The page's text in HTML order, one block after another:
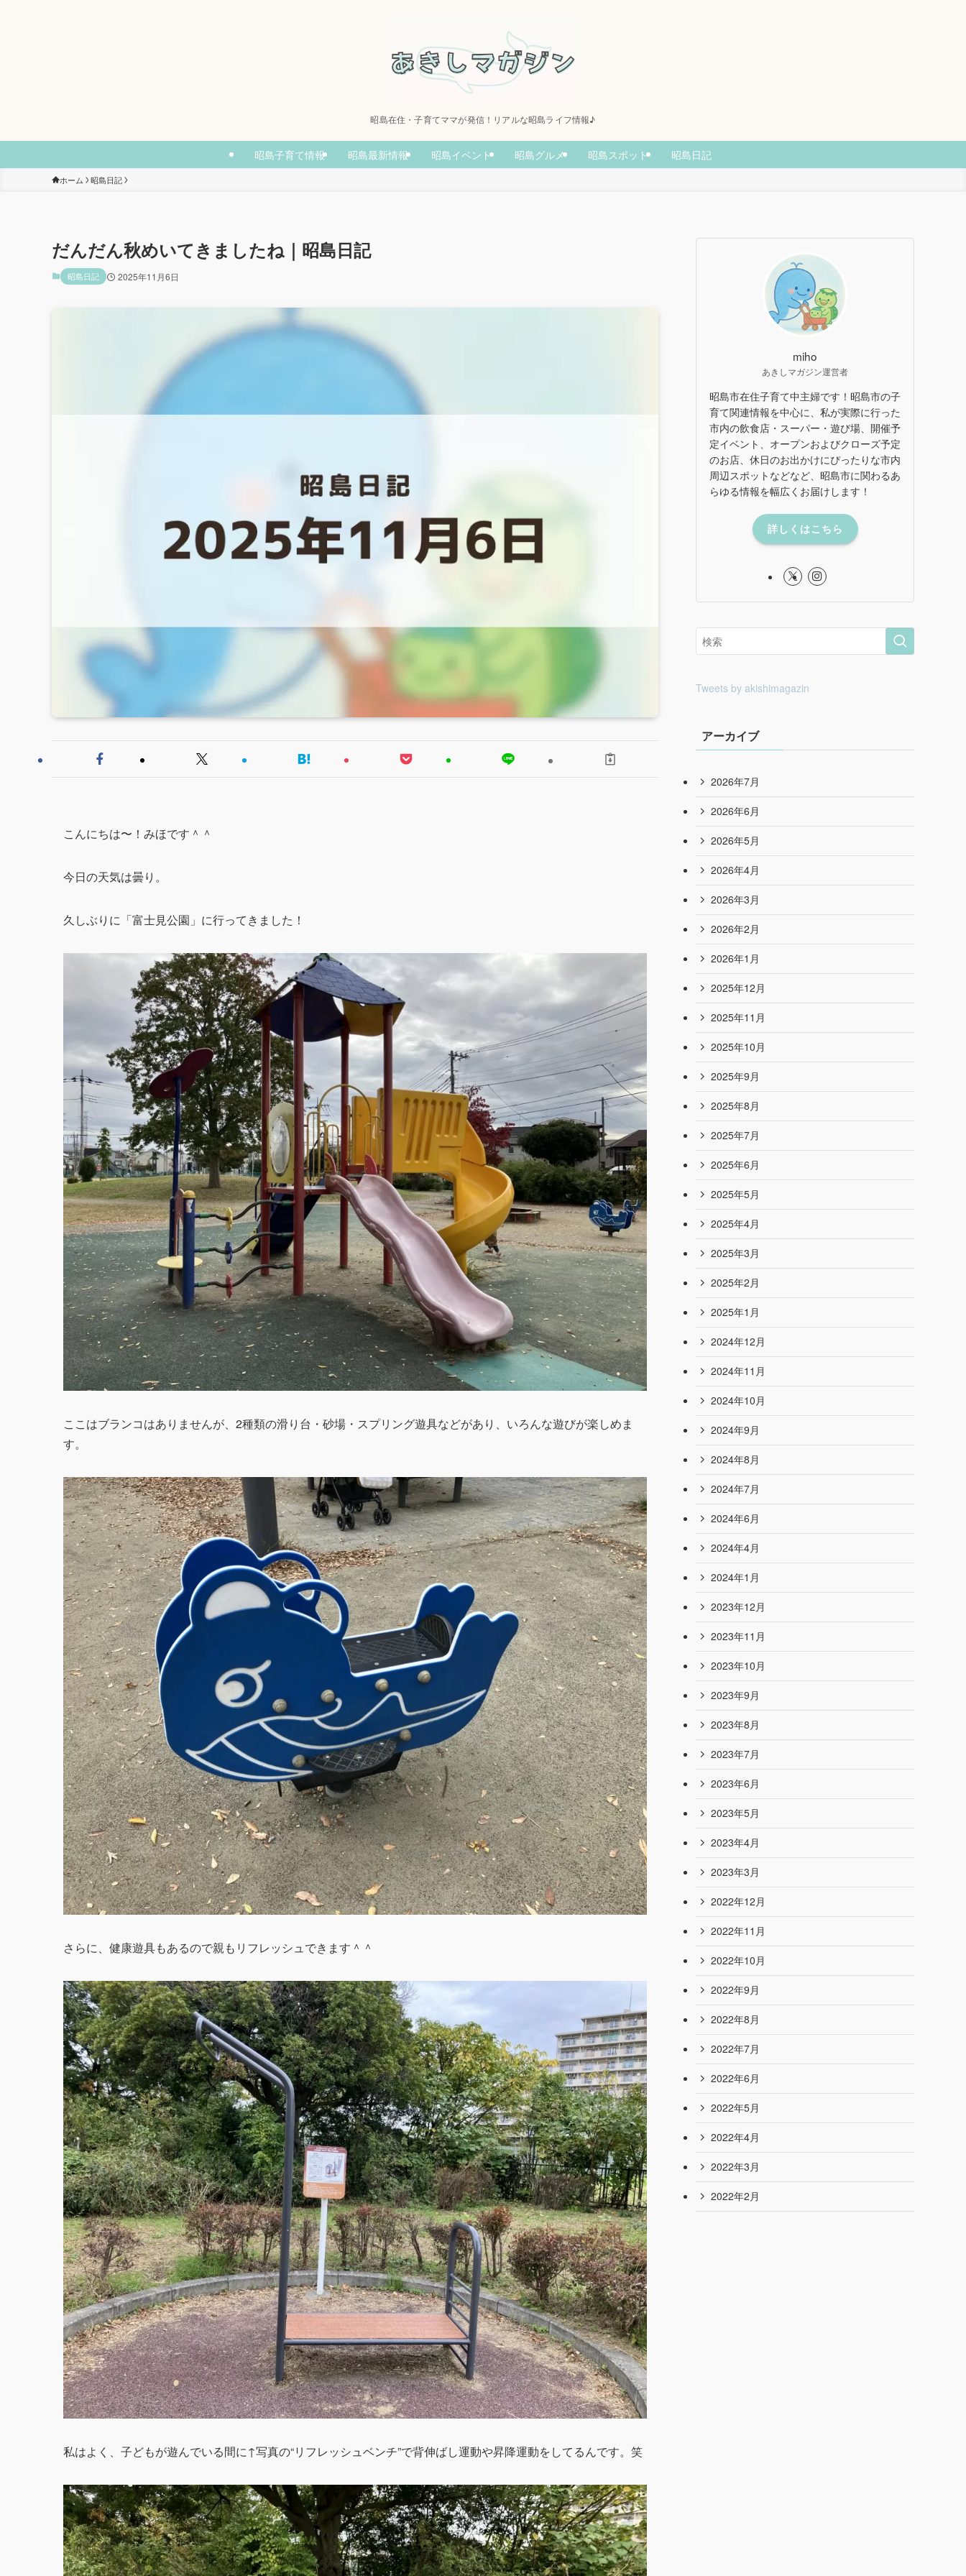
昭島在住・子育てママが発信！リアルな昭島ライフ情報♪
昭島子育て情報 昭島最新情報 昭島イベント 昭島グルメ 昭島スポット 昭島日記
ホーム 昭島日記
だんだん秋めいてきましたね｜昭島日記
昭島日記 2025年11月6日
こんにちは〜！みほです＾＾
今日の天気は曇り。
久しぶりに「富士見公園」に行ってきました！
ここはブランコはありませんが、2種類の滑り台・砂場・スプリング遊具などがあり、いろんな遊びが楽しめま
す。
さらに、健康遊具もあるので親もリフレッシュできます＾＾
私はよく、子どもが遊んでいる間に↑写真の“リフレッシュベンチ”で背伸ばし運動や昇降運動をしてるんです。笑
miho
あきしマガジン運営者
昭島市在住子育て中主婦です！昭島市の子
育て関連情報を中心に、私が実際に行った
市内の飲食店・スーパー・遊び場、開催予
定イベント、オープンおよびクローズ予定
のお店、休日のお出かけにぴったりな市内
周辺スポットなどなど、昭島市に関わるあ
らゆる情報を幅広くお届けします！
詳しくはこちら
Tweets by akishimagazin
アーカイブ
2026年7月
2026年6月
2026年5月
2026年4月
2026年3月
2026年2月
2026年1月
2025年12月
2025年11月
2025年10月
2025年9月
2025年8月
2025年7月
2025年6月
2025年5月
2025年4月
2025年3月
2025年2月
2025年1月
2024年12月
2024年11月
2024年10月
2024年9月
2024年8月
2024年7月
2024年6月
2024年4月
2024年1月
2023年12月
2023年11月
2023年10月
2023年9月
2023年8月
2023年7月
2023年6月
2023年5月
2023年4月
2023年3月
2022年12月
2022年11月
2022年10月
2022年9月